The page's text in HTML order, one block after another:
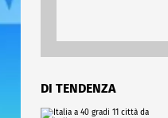
DI TENDENZA